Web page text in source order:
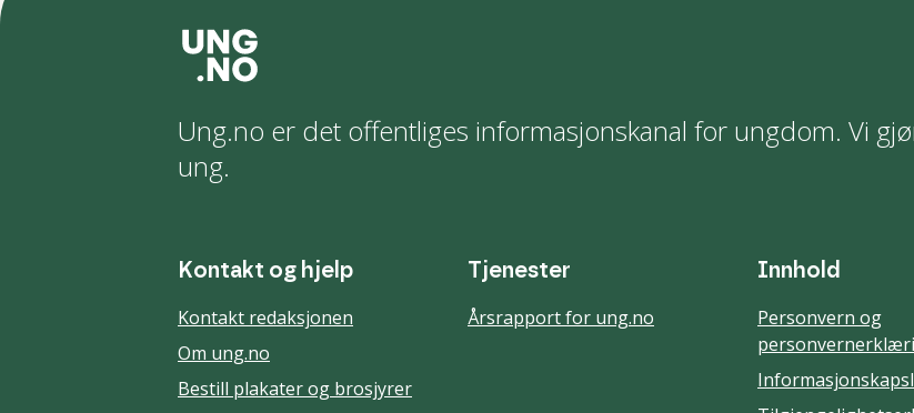
Ung.no er det offentliges informasjonskanal for ungdom. Vi
ung.
Kontakt og hjelp
Kontakt redaksjonen
Om ung.no
Bestill plakater og brosjyrer
Tjenester
Årsrapport for ung.no
Innhold
Personvern og